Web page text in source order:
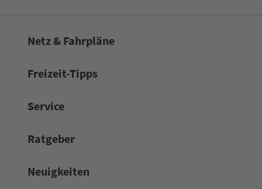
Netz & Fahrpläne
Frei­zeit-Tipps
Service
Rat­ge­ber
Neuigkeiten